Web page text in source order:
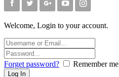
Welcome, Login to your account.
Forget password? Remember me